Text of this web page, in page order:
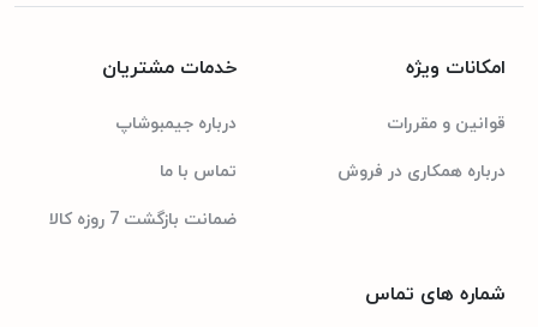
امکانات ویژه
قوانین و مقررات
درباره همکاری در فروش
خدمات مشتریان
درباره جیمبوشاپ
تماس با ما
ضمانت بازگشت 7 روزه کالا
شماره های تماس